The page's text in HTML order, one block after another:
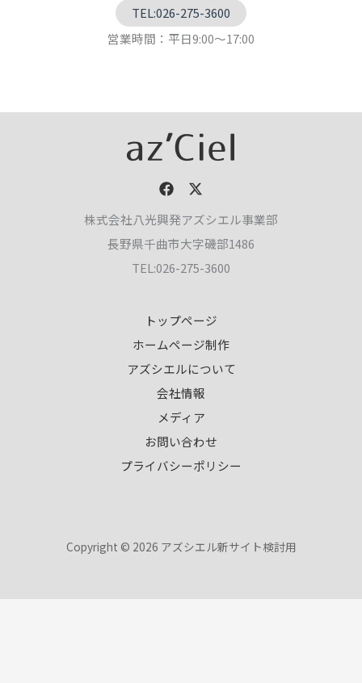
TEL:026-275-3600
営業時間：平日9:00～17:00
株式会社八光興発アズシエル事業部
長野県千曲市大字磯部1486
TEL:026-275-3600
トップページ
ホームページ制作
アズシエルについて
会社情報
メディア
お問い合わせ
プライバシーポリシー
Copyright © 2026 アズシエル新サイト検討用